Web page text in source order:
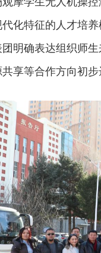
化特征的人才培
明确表达组织师
享等合作方向初步